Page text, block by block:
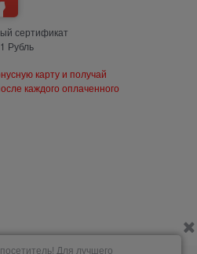
сертификат
Рубль
карту и получай
каждого оплаченного
Для лучшего